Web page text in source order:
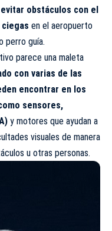
obstáculos con el
en el aeropuerto
perro guía.
parece una maleta
con varias de las
encontrar en los
sensores,
y motores que ayudan a
visuales de manera
u otras personas.